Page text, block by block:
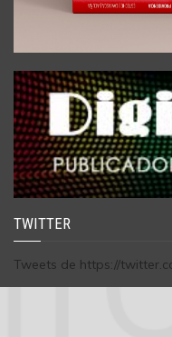
TWITTER
Tweets de https://